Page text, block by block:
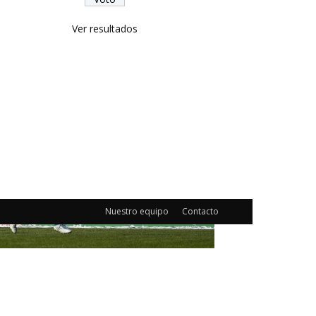
Ver resultados
Nuestro equipo Contacto